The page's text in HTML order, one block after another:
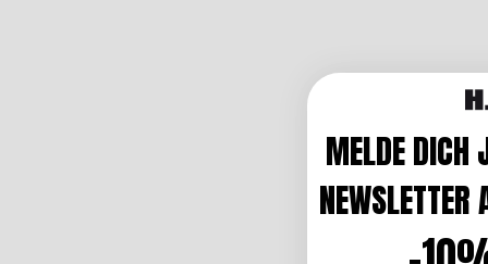
MELDE DICH
NEWSLETTER